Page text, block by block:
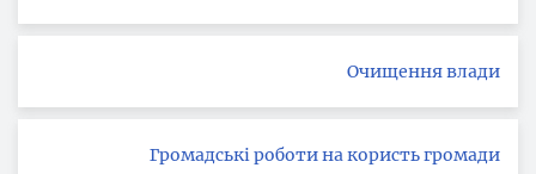
Очищення влади
Громадські роботи на користь громади